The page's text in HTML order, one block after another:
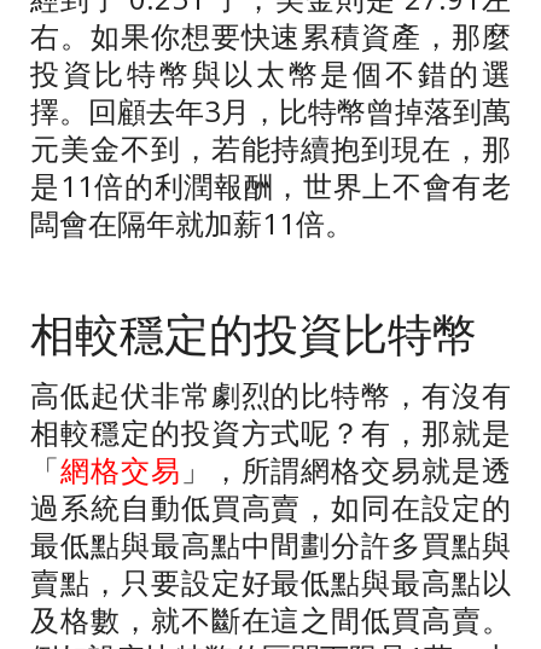
右。如果你想要快速累積資產，那麼
投資比特幣與以太幣是個不錯的選
擇。回顧去年3月，比特幣曾掉落到萬
元美金不到，若能持續抱到現在，那
是11倍的利潤報酬，世界上不會有老
闆會在隔年就加薪11倍。
相較穩定的投資比特幣
高低起伏非常劇烈的比特幣，有沒有
相較穩定的投資方式呢？有，那就是
「網格交易 」，所謂網格交易就是透
過系統自動低買高賣，如同在設定的
最低點與最高點中間劃分許多買點與
賣點，只要設定好最低點與最高點以
及格數，就不斷在這之間低買高賣。